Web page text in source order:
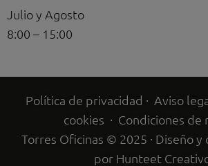
Julio y Agosto
8:00 – 15:00
Política de privacidad · Aviso
cookies · Condiciones de
Torres Oficinas © 2025 · Diseño
por Hunteet